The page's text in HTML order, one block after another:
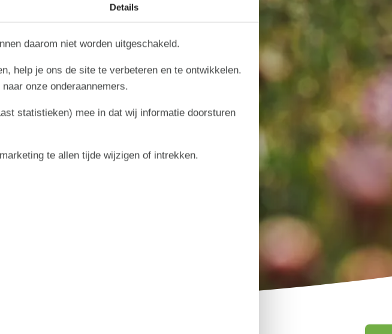
Details
daarom niet worden uitgeschakeld.
help je ons de site te verbeteren en te ontwikkelen.
onze onderaannemers.
statistieken) mee in dat wij informatie doorsturen
te allen tijde wijzigen of intrekken.